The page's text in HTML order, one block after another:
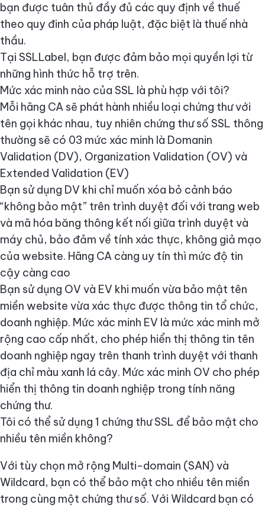
bạn được tuân thủ đầy đủ các quy định về thuế
theo quy đinh của pháp luật, đặc biệt là thuế nhà
thầu.
Tại SSLLabel, bạn được đảm bảo mọi quyền lợi từ
những hình thức hỗ trợ trên.
Mức xác minh nào của SSL là phù hợp với tôi?
Mỗi hãng CA sẽ phát hành nhiều loại chứng thư với
tên gọi khác nhau, tuy nhiên chứng thư số SSL thông
thường sẽ có 03 mức xác minh là Domanin
Validation (DV), Organization Validation (OV) và
Extended Validation (EV)
Bạn sử dụng DV khi chỉ muốn xóa bỏ cảnh báo
“không bảo mật” trên trình duyệt đối với trang web
và mã hóa băng thông kết nối giữa trình duyệt và
máy chủ, bảo đảm về tính xác thực, không giả mạo
của website. Hãng CA càng uy tín thì mức độ tin
cậy càng cao
Bạn sử dụng OV và EV khi muốn vừa bảo mật tên
miền website vừa xác thực được thông tin tổ chức,
doanh nghiệp. Mức xác minh EV là mức xác minh mở
rộng cao cấp nhất, cho phép hiển thị thông tin tên
doanh nghiệp ngay trên thanh trình duyệt với thanh
địa chỉ màu xanh lá cây. Mức xác minh OV cho phép
hiển thị thông tin doanh nghiệp trong tính năng
chứng thư.
Tôi có thể sử dụng 1 chứng thư SSL để bảo mật cho
nhiều tên miền không?
Với tùy chọn mở rộng Multi-domain (SAN) và
Wildcard, bạn có thể bảo mật cho nhiều tên miền
trong cùng một chứng thư số. Với Wildcard bạn có